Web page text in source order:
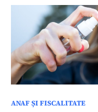
ANAF ȘI FISCALITATE